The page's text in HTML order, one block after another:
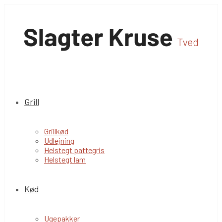
Grill
Grillkød
Udlejning
Helstegt pattegris
Helstegt lam
Kød
Ugepakker